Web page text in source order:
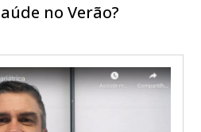
no Verão?